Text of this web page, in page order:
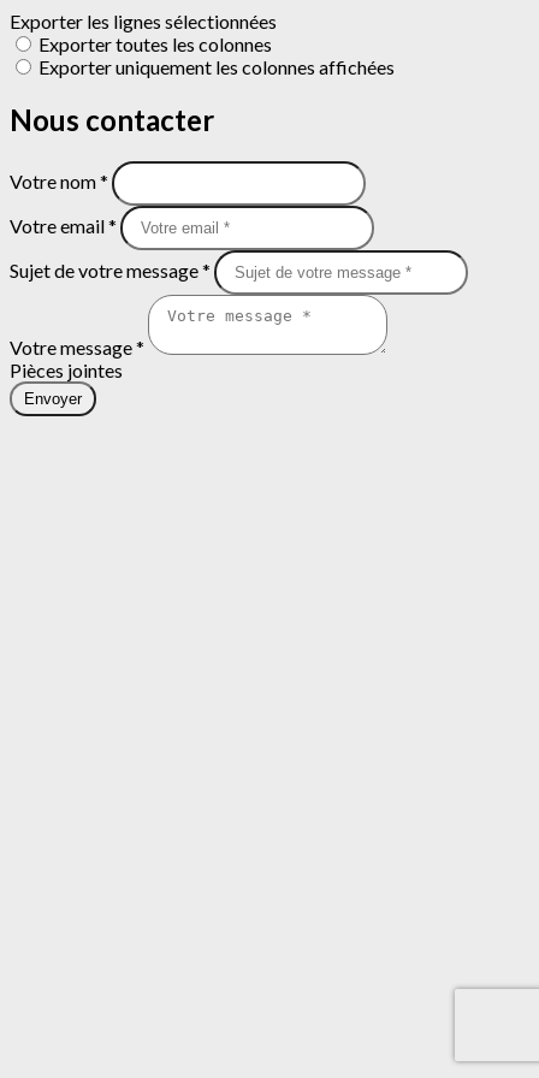
Exporter les lignes sélectionnées
Exporter toutes les colonnes
Exporter uniquement les colonnes affichées
Nous contacter
Votre nom *
Votre email *
Sujet de votre message *
Votre message *
Pièces jointes
Envoyer